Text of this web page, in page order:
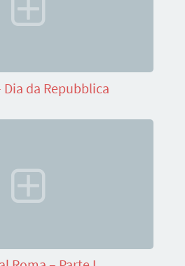
Dia da Repubblica